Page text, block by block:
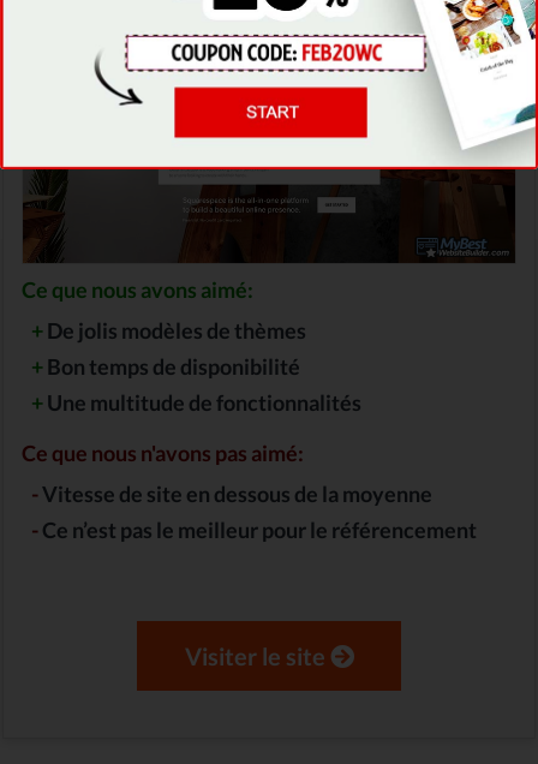
Ce que nous avons aimé:
+De jolis modèles de thèmes
+Bon temps de disponibilité
+Une multitude de fonctionnalités
Ce que nous n'avons pas aimé:
-Vitesse de site en dessous de la moyenne
-Ce n’est pas le meilleur pour le référencement
Visiter le site